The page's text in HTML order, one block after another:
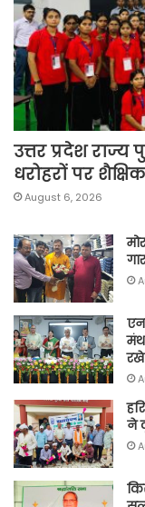
उत्तर प्रदेश
धरोहरों पर
August 6, 2026
रखे
ने